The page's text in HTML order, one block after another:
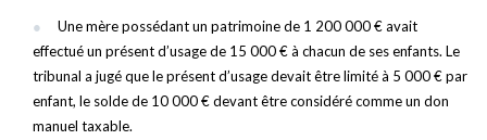
Une mère possédant un patrimoine de 1 200 000 € avait
effectué un présent d’usage de 15 000 € à chacun de ses enfants. Le
tribunal a jugé que le présent d’usage devait être limité à 5 000 € par
enfant, le solde de 10 000 € devant être considéré comme un don
manuel taxable.